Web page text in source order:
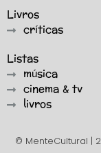
Livros
críticas
Listas
música
cinema & tv
livros
© MenteCultural |